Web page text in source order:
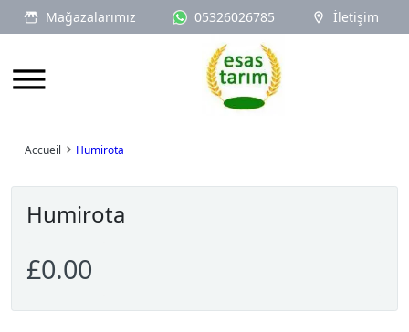
Mağazalarımız 05326026785 İletişim
Logo
Accueil Humirota
Humirota
£0.00